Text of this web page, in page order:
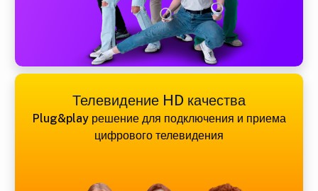
Телевидение HD качества
Plug&play решение для подключения и приема
цифрового телевидения